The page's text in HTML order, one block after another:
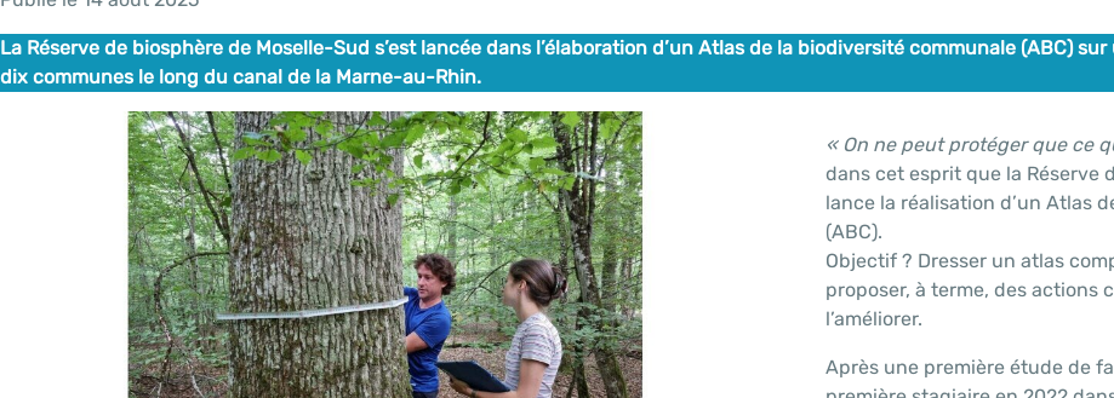
La Réserve de biosphère de Moselle-Sud s’est lancée dans l’élaboration d’un Atlas de la biodiversité communale (ABC)
dix communes le long du canal de la Marne-au-Rhin.
« On ne peut protéger que ce
dans cet esprit que la Réserve
lance la réalisation d’un Atlas
(ABC).
Objectif ? Dresser un atlas
proposer, à terme, des actions
l’améliorer.
Après une première étude de